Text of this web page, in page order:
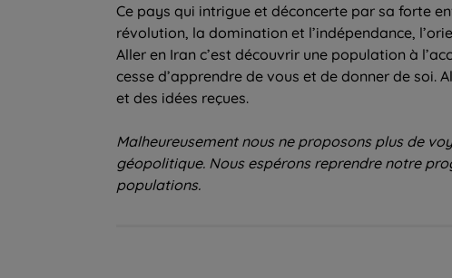
Ce pays qui intrigue et déconcerte par sa forte
révolution, la domination et l’indépendance,
Aller en Iran c’est découvrir une population à
cesse d’apprendre de vous et de donner de soi.
et des idées reçues.
Malheureusement nous ne proposons plus de
géopolitique. Nous espérons reprendre notre
populations.